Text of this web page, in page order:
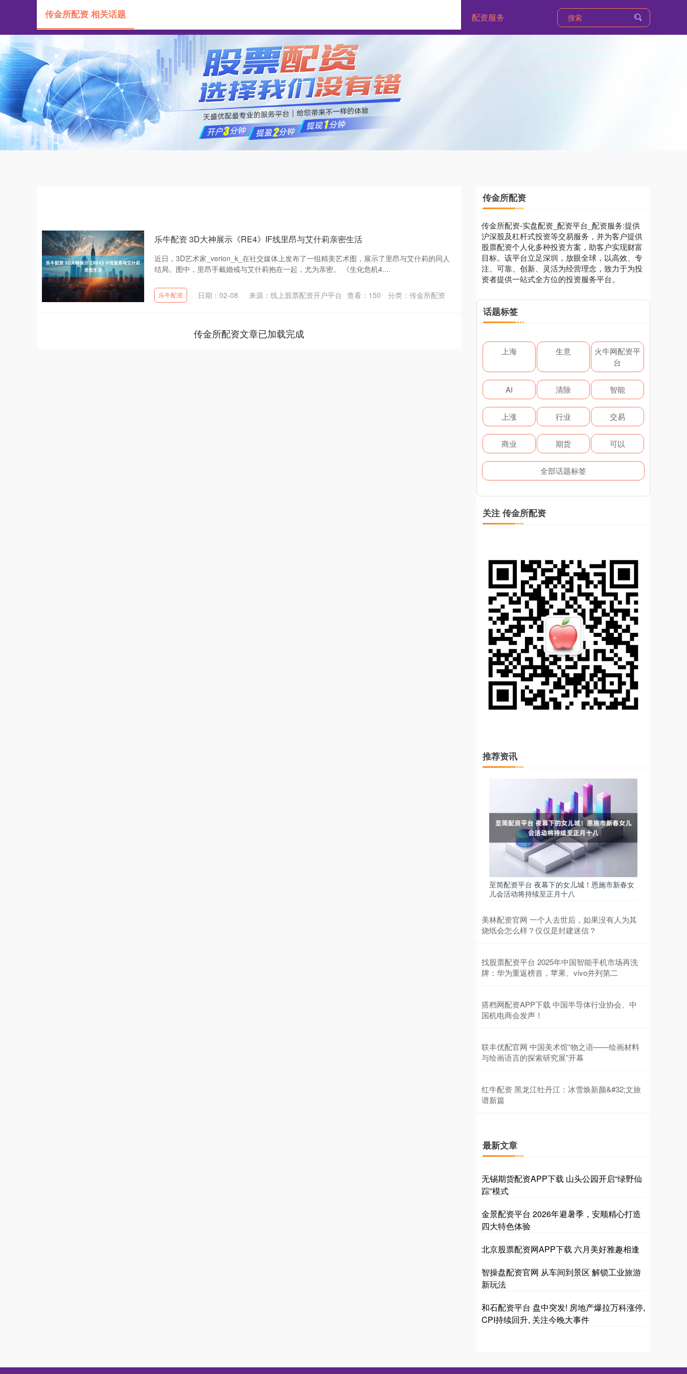
配资服务
传金所配资 相关话题
乐牛配资 3D大神展示《RE4》IF线里昂与艾什莉亲密生活
近日，3D艺术家_verion_k_在社交媒体上发布了一组精美艺术图，展示了里昂与艾什莉的同人
结局。图中，里昂手戴婚戒与艾什莉抱在一起，尤为亲密。 《生化危机4....
乐牛配资 日期：02-08 来源：线上股票配资开户平台 查看： 150 分类：传金所配资
传金所配资文章已加载完成
传金所配资
传金所配资-实盘配资_配资平台_配资服务:提供
沪深股及杠杆式投资等交易服务，并为客户提供
股票配资个人化多种投资方案，助客户实现财富
目标。该平台立足深圳，放眼全球，以高效、专
注、可靠、创新、灵活为经营理念，致力于为投
资者提供一站式全方位的投资服务平台。
话题标签
上海 生意
火牛网配资平
台
AI 清除 智能
上涨 行业 交易
商业 期货 可以
全部话题标签
关注 传金所配资
推荐资讯
至简配资平台 夜幕下的女儿城！恩施市新春女
儿会活动将持续至正月十八
美林配资官网 一个人去世后，如果没有人为其
烧纸会怎么样？仅仅是封建迷信？
找股票配资平台 2025年中国智能手机市场再洗
牌：华为重返榜首，苹果、vivo并列第二
搭档网配资APP下载 中国半导体行业协会、中
国机电商会发声！
联丰优配官网 中国美术馆“物之语——绘画材料
与绘画语言的探索研究展”开幕
红牛配资 黑龙江牡丹江：冰雪焕新颜&#32;文旅
谱新篇
最新文章
无锡期货配资APP下载 山头公园开启“绿野仙
踪”模式
金景配资平台 2026年避暑季，安顺精心打造
四大特色体验
北京股票配资网APP下载 六月美好雅趣相逢
智操盘配资官网 从车间到景区 解锁工业旅游
新玩法
和石配资平台 盘中突发! 房地产爆拉万科涨停,
CPI持续回升, 关注今晚大事件